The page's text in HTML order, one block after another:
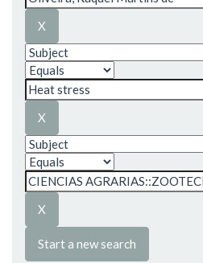
Start a new search